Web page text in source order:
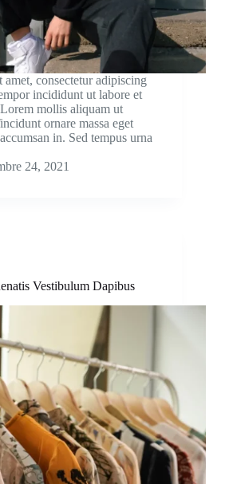
consectetur adipiscing
incididunt ut labore et
mollis aliquam ut
ornare massa eget
in. Sed tempus urna
24, 2021
Vestibulum Dapibus